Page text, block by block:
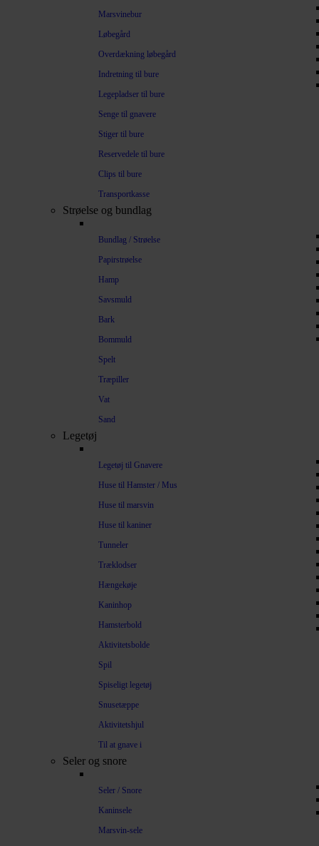
Marsvinebur
Løbegård
Overdækning løbegård
Indretning til bure
Legepladser til bure
Senge til gnavere
Stiger til bure
Reservedele til bure
Clips til bure
Transportkasse
Strøelse og bundlag
Bundlag / Strøelse
Papirstrøelse
Hamp
Savsmuld
Bark
Bommuld
Spelt
Træpiller
Vat
Sand
Legetøj
Legetøj til Gnavere
Huse til Hamster / Mus
Huse til marsvin
Huse til kaniner
Tunneler
Træklodser
Hængekøje
Kaninhop
Hamsterbold
Aktivitetsbolde
Spil
Spiseligt legetøj
Snusetæppe
Aktivitetshjul
Til at gnave i
Seler og snore
Seler / Snore
Kaninsele
Marsvin-sele